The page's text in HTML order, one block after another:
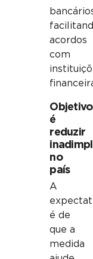
acordos
com
Objetivo
é
reduzir
no
país
A
é de
que a
medida